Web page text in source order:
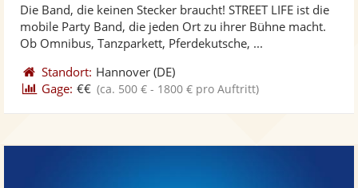
Fotos
Die Band, die keinen Stecker braucht! STREET LIFE ist die
mobile Party Band, die jeden Ort zu ihrer Bühne macht.
Ob Omnibus, Tanzparkett, Pferdekutsche, ...
Standort: Hannover (DE)
Gage: €€ (ca. 500 € - 1800 € pro Auftritt)